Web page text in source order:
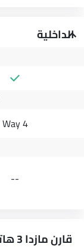
الداخلية
4 Way
--
قارن مازدا 3 هاتشباك مع سيارات مشابهة